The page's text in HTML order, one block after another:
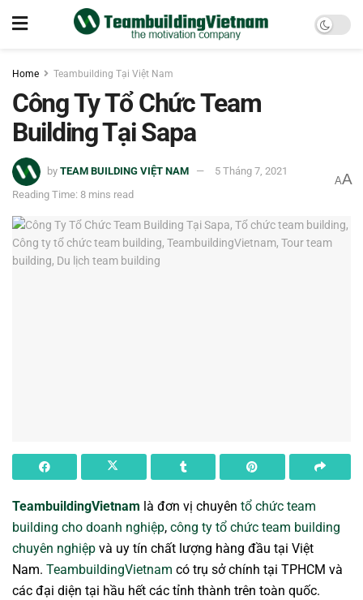
Home Teambuilding Tại Việt Nam
Công Ty Tổ Chức Team
Building Tại Sapa
by TEAM BUILDING VIỆT NAM
5 Tháng 7, 2021
Reading Time: 8 mins read
AA
TeambuildingVietnam là đơn vị chuyên tổ chức team
building cho doanh nghiệp, công ty tổ chức team building
chuyên nghiệp và uy tín chất lượng hàng đầu tại Việt
Nam. TeambuildingVietnam có trụ sở chính tại TPHCM và
các đại diện tại hầu hết các tỉnh thành trên toàn quốc.